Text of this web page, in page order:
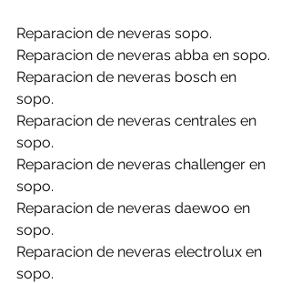
Reparacion de neveras sopo.
Reparacion de neveras abba en sopo.
Reparacion de neveras bosch en
sopo.
Reparacion de neveras centrales en
sopo.
Reparacion de neveras challenger en
sopo.
Reparacion de neveras daewoo en
sopo.
Reparacion de neveras electrolux en
sopo.